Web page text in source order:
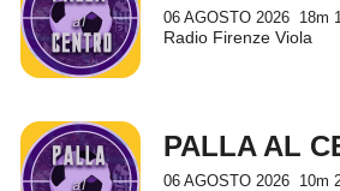
06 AGOSTO 2026 18m
Radio Firenze Viola
PALLA AL
06 AGOSTO 2026 10m